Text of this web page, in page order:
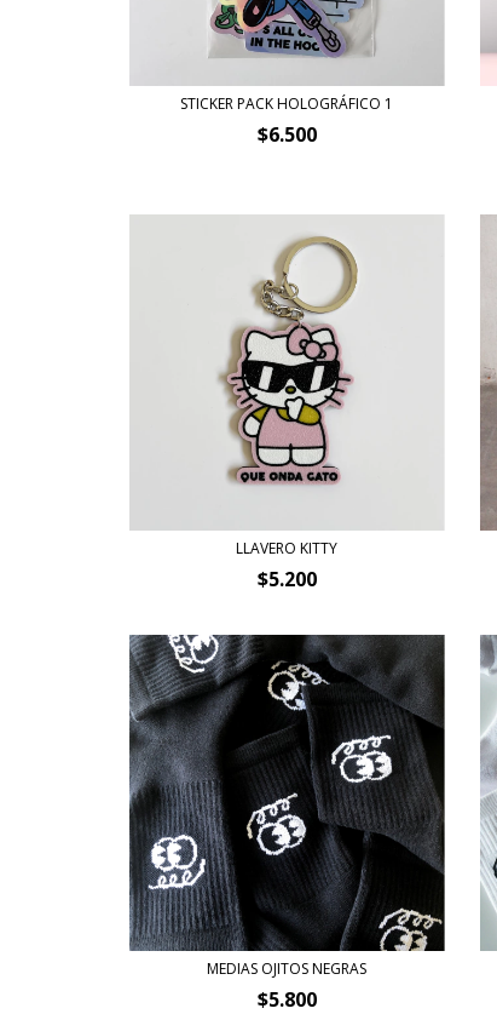
STICKER PACK HOLOGRÁFICO 1
$6.500
LLAVERO KITTY
$5.200
MEDIAS OJITOS NEGRAS
$5.800